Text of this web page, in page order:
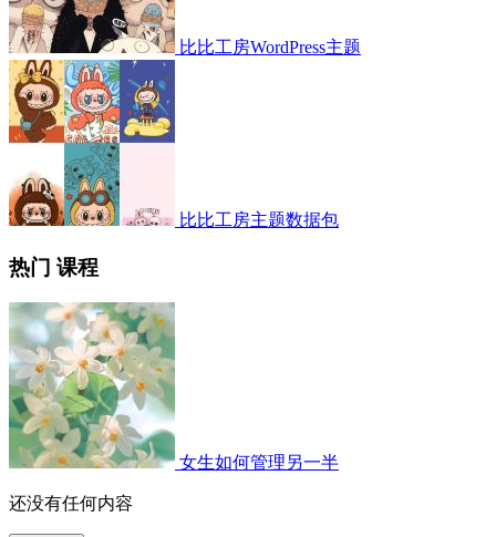
比比工房WordPress主题
比比工房主题数据包
热门 课程
女生如何管理另一半
还没有任何内容